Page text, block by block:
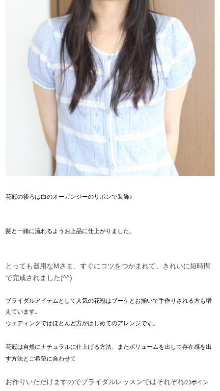
花冠の後ろは白のオーガンジーのリボンで装飾♪
髪と一緒に流れるようお上品に仕上がりました。
とっても器用なMさま、すぐにコツをつかまれて、きれいに短時間
で完成されました(^^)
ブライダルアイテムとして人気の花冠はブーケとお揃いで手作りされる方も増
えています。
ウェディングではほとんど方がはじめてのアレンジです。
花冠は自然にナチュラルに仕上げる方法、
またボリュームを出して存在感を出
す方法と ご希望に合わせて
お作りいただけますのでブライダルレッスンではそれぞれのポイン